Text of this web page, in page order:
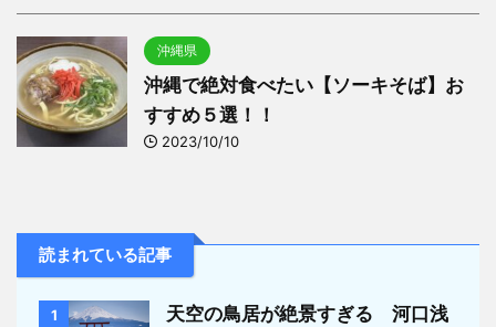
沖縄県
沖縄で絶対食べたい【ソーキそば】お
すすめ５選！！
2023/10/10
読まれている記事
1
天空の鳥居が絶景すぎる 河口浅